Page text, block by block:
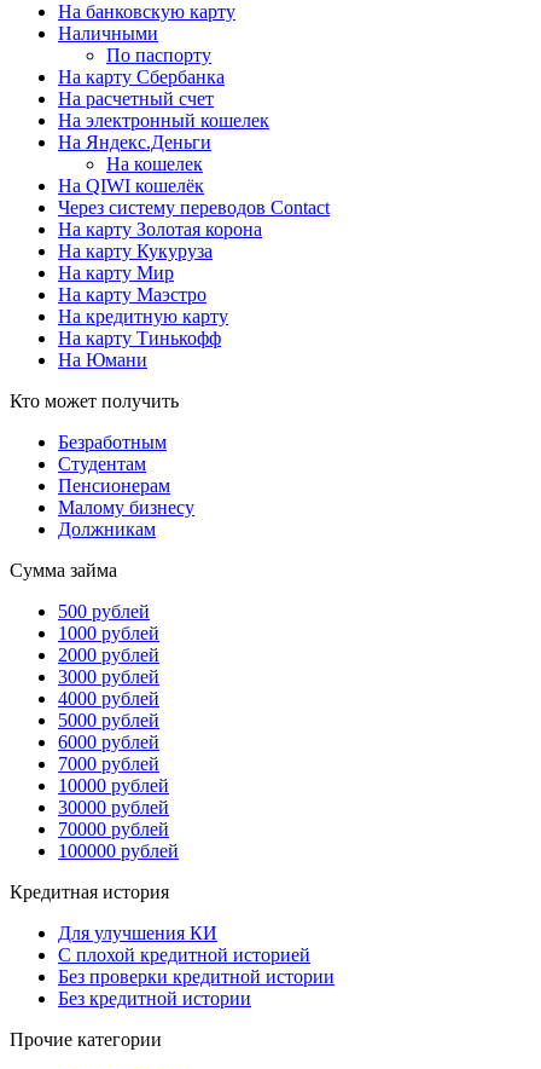
На банковскую карту
Наличными
По паспорту
На карту Сбербанка
На расчетный счет
На электронный кошелек
На Яндекс.Деньги
На кошелек
На QIWI кошелёк
Через систему переводов Contact
На карту Золотая корона
На карту Кукуруза
На карту Мир
На карту Маэстро
На кредитную карту
На карту Тинькофф
На Юмани
Кто может получить
Безработным
Студентам
Пенсионерам
Малому бизнесу
Должникам
Сумма займа
500 рублей
1000 рублей
2000 рублей
3000 рублей
4000 рублей
5000 рублей
6000 рублей
7000 рублей
10000 рублей
30000 рублей
70000 рублей
100000 рублей
Кредитная история
Для улучшения КИ
С плохой кредитной историей
Без проверки кредитной истории
Без кредитной истории
Прочие категории